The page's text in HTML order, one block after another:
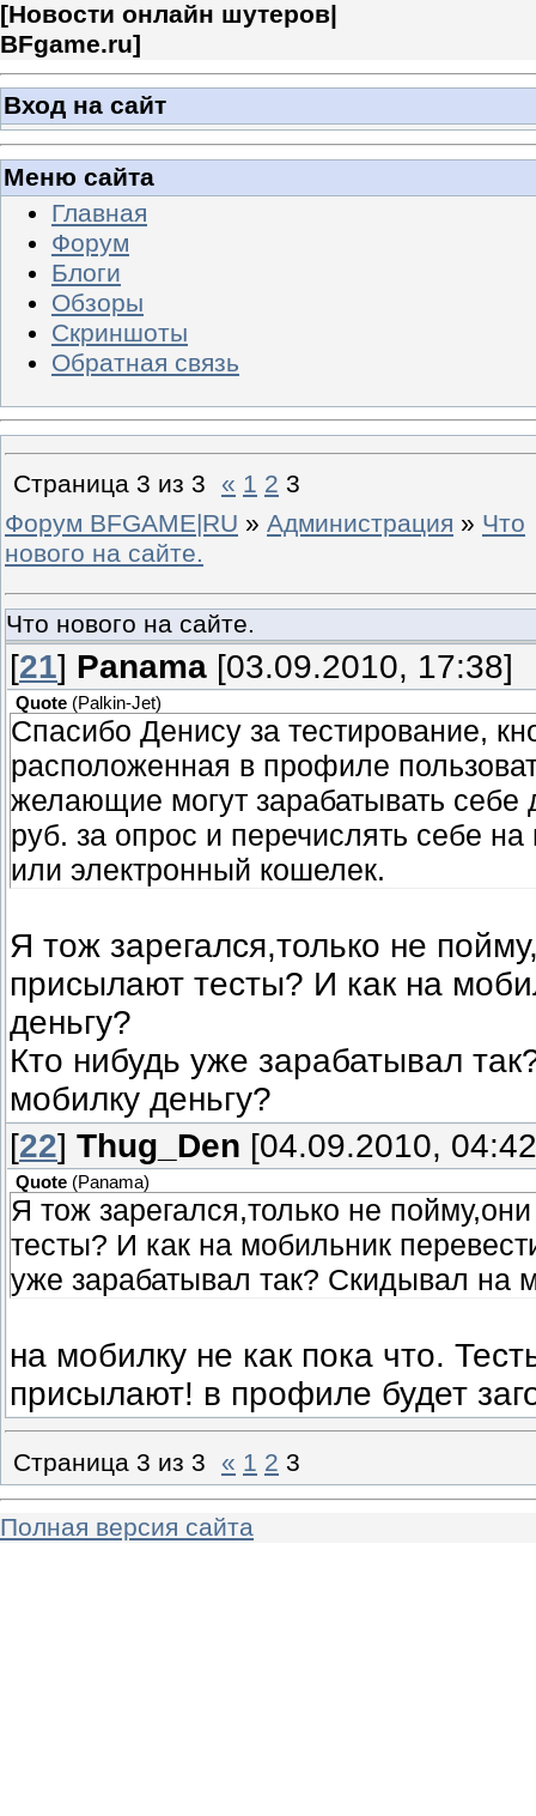
[Новости онлайн шутеров|
BFgame.ru]
Вход на сайт
Меню сайта
Главная
Форум
Блоги
Обзоры
Скриншоты
Обратная связь
Страница 3 из 3 « 1 2 3
Форум BFGAME|RU » Администрация » Что
нового на сайте.
Что нового на сайте.
[21] Panama [03.09.2010, 17:38]
Quote (Palkin-Jet)
Спасибо Денису за тестирование,
расположенная в профиле
желающие могут зарабатывать себе
руб. за опрос и перечислять себе
или электронный кошелек.
Я тож зарегался,только не
присылают тесты? И как на
деньгу?
Кто нибудь уже зарабатывал
мобилку деньгу?
[22] Thug_Den [04.09.2010,
Quote (Panama)
Я тож зарегался,только не
тесты? И как на мобильник
уже зарабатывал так? Скидывал на
на мобилку не как пока что.
присылают! в профиле будет
Страница 3 из 3 « 1 2 3
Полная версия сайта